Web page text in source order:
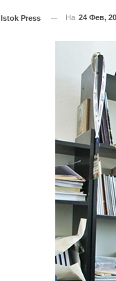
Istok Press На 24 Фев,